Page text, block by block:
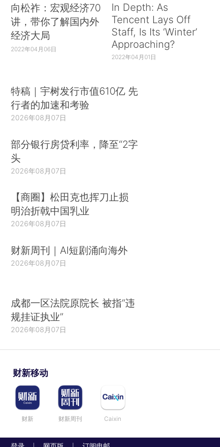
向松祚：宏观经济70
讲，带你了解国内外
经济大局
2022年04月06日
In Depth: As
Tencent Lays Off
Staff, Is Its ‘Winter’
Approaching?
2022年04月01日
特稿｜宇树发行市值610亿 先
行者的加速和考验
2026年08月07日
部分银行房贷利率，降至“2字
头
2026年08月07日
【商圈】松田克也挥刀止损
明治折戟中国乳业
2026年08月07日
财新周刊｜AI短剧涌向海外
2026年08月07日
成都一区法院原院长 被指“违
规挂证执业”
2026年08月07日
财新移动
财新 财新周刊 Caixin